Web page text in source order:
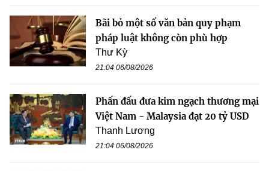
Bãi bỏ một số văn bản quy phạm
pháp luật không còn phù hợp
Thư Kỳ
21:04 06/08/2026
Phấn đấu đưa kim ngạch thương mại
Việt Nam - Malaysia đạt 20 tỷ USD
Thanh Lương
21:04 06/08/2026